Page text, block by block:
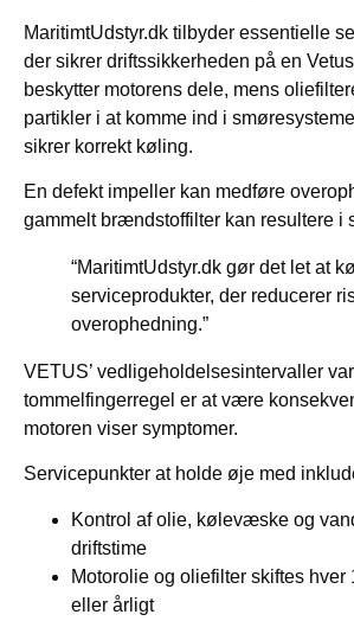
MaritimtUdstyr.dk tilbyder essentielle
der sikrer driftssikkerheden på en
beskytter motorens dele, mens
partikler i at komme ind i
sikrer korrekt køling.
En defekt impeller kan medføre
gammelt brændstoffilter kan resultere i
“MaritimtUdstyr.dk gør det let at
serviceprodukter, der reducerer
overophedning.”
VETUS’ vedligeholdelsesintervaller
tommelfingerregel er at være
motoren viser symptomer.
Servicepunkter at holde øje med
Kontrol af olie, kølevæske og
driftstime
Motorolie og oliefilter skiftes hver
eller årligt